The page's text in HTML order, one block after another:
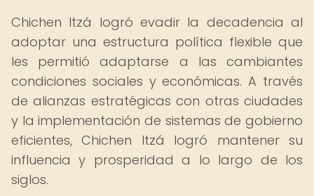
Chichen Itzá logró evadir la decadencia al
adoptar una estructura política flexible que
les permitió adaptarse a las cambiantes
condiciones sociales y económicas. A través
de alianzas estratégicas con otras ciudades
y la implementación de sistemas de gobierno
eficientes, Chichen Itzá logró mantener su
influencia y prosperidad a lo largo de los
siglos.